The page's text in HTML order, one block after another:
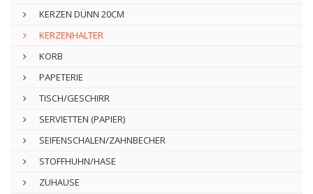
KERZEN DÜNN 20CM
KERZENHALTER
KORB
PAPETERIE
TISCH/GESCHIRR
SERVIETTEN (PAPIER)
SEIFENSCHALEN/ZAHNBECHER
STOFFHUHN/HASE
ZUHAUSE